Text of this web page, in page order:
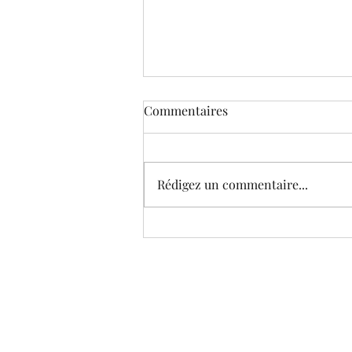
Commentaires
Rédigez un commentaire...